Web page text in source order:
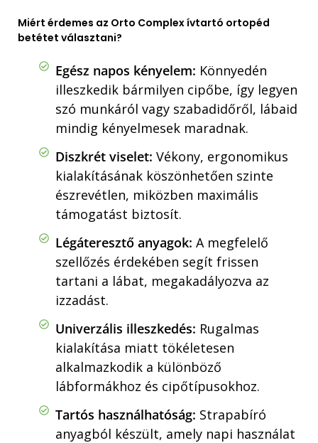
Miért érdemes az Orto Complex ívtartó ortopéd
betétet választani?
Egész napos kényelem: Könnyedén
illeszkedik bármilyen cipőbe, így legyen
szó munkáról vagy szabadidőről, lábaid
mindig kényelmesek maradnak.
Diszkrét viselet: Vékony, ergonomikus
kialakításának köszönhetően szinte
észrevétlen, miközben maximális
támogatást biztosít.
Légáteresztő anyagok: A megfelelő
szellőzés érdekében segít frissen
tartani a lábat, megakadályozva az
izzadást.
Univerzális illeszkedés: Rugalmas
kialakítása miatt tökéletesen
alkalmazkodik a különböző
lábformákhoz és cipőtípusokhoz.
Tartós használhatóság: Strapabíró
anyagból készült, amely napi használat